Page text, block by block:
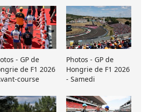
- GP de
de F1 2026
course
Photos - GP de
Hongrie de F1 2026
- Samedi